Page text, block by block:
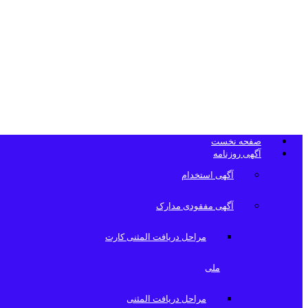
صفحه نخست
آگهی روزنامه
آگهی استخدام
آگهی مفقودی مدارک
مراحل دریافت المثنی کارت
ملی
مراحل دریافت المثنی